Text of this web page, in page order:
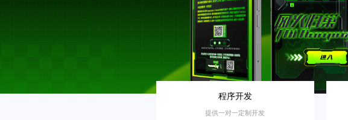
程序开发
提供一对一定制开发